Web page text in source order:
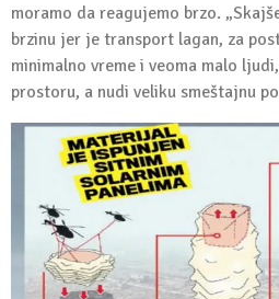
moramo da reagujemo brzo.
brzinu jer je transport lagan, za
minimalno vreme i veoma malo
prostoru, a nudi veliku smeštajnu